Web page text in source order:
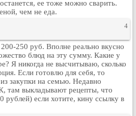
ее тоже можно сварить.
чем не еда.
4
250 руб. Вполне реально вкусно
блюд на эту сумму. Какие у
Я никогда не высчитываю, сколько
Если готовлю для себя, то
закупки на семью. Недавно
там выкладывают рецепты, что
рублей) если хотите, кину ссылку в